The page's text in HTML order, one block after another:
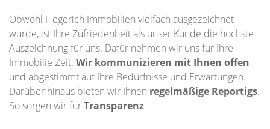
Obwohl Hegerich Immobilien vielfach ausgezeichnet
wurde, ist Ihre Zufriedenheit als unser Kunde die höchste
Auszeichnung für uns. Dafür nehmen wir uns für Ihre
Immobilie Zeit. Wir kommunizieren mit Ihnen offen
und abgestimmt auf Ihre Bedürfnisse und Erwartungen.
Darüber hinaus bieten wir Ihnen regelmäßige Reportigs.
So sorgen wir fürTransparenz.